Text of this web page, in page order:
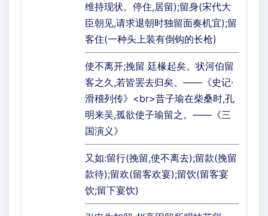
维持现状。停住,居留);留身(宋代大
臣朝见,请求退朝时独留面奏机宜);留
客住(一种头上装有倒钩的长枪)
使不离开;挽留 廷椽起矣。状河伯留
客之久,若皆罢去归矣。——《史记·
滑稽列传》<br>昔子瑜在柴桑时,孔
明来吴,孤欲使子瑜留之。——《三
国演义》
又如:留行(挽留,使不离去);留款(挽留
款待);留欢(留客欢宴);留饮(留客宴
饮;留下宴饮)